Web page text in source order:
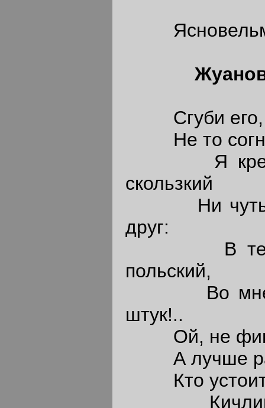
Сгуби его,
Не то согну
Я крепко
скользкий
Ни чуть
друг:
В тебе
польский,
Во мне же
штук!..
Ой, не
А лучше
Кто устоит
Кичливый